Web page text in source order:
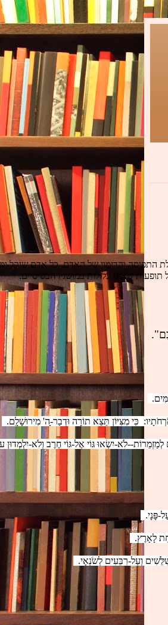
התפיסה והדימוי של האדם. כל אדם שוקל
שאינן כלולות במושגיו הבסיסיים.
כִּי מִצִּיּוֹן תֵּצֵא תוֹרָה וּדְבַר-ָה' מִירוּשָׁלִָם.
לֹא-יִשְׂאוּ גּוֹי אֶל-גּוֹי חֶרֶב וְלֹא-
פָּנָי.
לָאָרֶץ.
וְעַל-רִבֵּעִים לְשֹׂנְאָי.